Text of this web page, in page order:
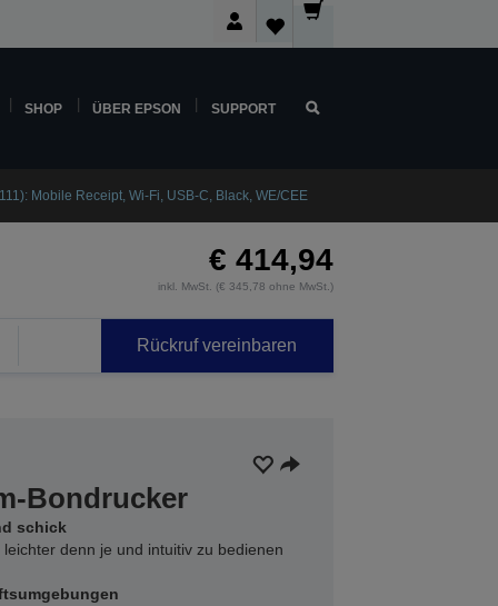
SHOP ÜBER EPSON SUPPORT
Mobile Receipt, Wi-Fi, USB-C, Black, WE/CEE
€ 414,94
inkl. MwSt. (€ 345,78 ohne MwSt.)
Rückruf vereinbaren
Bondrucker
schick
denn je und intuitiv zu bedienen